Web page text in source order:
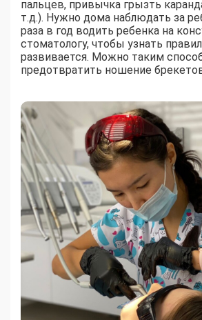
пальцев, привычка грызть
т.д.). Нужно дома наблюдать за
раза в год водить ребенка на
стоматологу, чтобы узнать
развивается. Можно таким
предотвратить ношение